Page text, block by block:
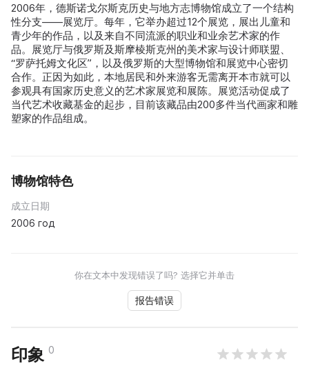
2006年，德斯诺戈尔斯克历史与地方志博物馆成立了一个结构
性分支——展览厅。每年，它举办超过12个展览，展出儿童和
青少年的作品，以及来自不同流派的职业和业余艺术家的作
品。展览厅与俄罗斯及斯摩棱斯克州的美术家与设计师联盟、
“罗萨托姆文化区”，以及俄罗斯的大型博物馆和展览中心密切
合作。正因为如此，本地居民和外来游客无需离开本市就可以
参观具有国家历史意义的艺术家展览和展陈。展览活动促成了
当代艺术收藏基金的起步，目前该藏品由200多件当代画家和雕
塑家的作品组成。
博物馆特色
成立日期
2006 год
你在文本中发现错误了吗? 选择它并单击
报告错误
印象 0